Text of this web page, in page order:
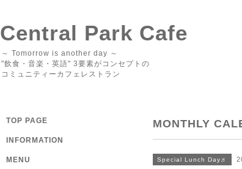
Central Park Cafe
～ Tomorrow is another day ～
"飲食・音楽・英語" 3要素がコンセプトの
コミュニティーカフェレストラン
MONTHLY
Special Lunch Day♬
TOP PAGE
INFORMATION
MENU